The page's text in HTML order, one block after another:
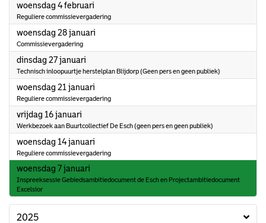
woensdag 4 februari
Reguliere commissievergadering
woensdag 28 januari
Commissievergadering
dinsdag 27 januari
Technisch inloopuurtje herstelplan Blijdorp (Geen pers en geen publiek)
woensdag 21 januari
Reguliere commissievergadering
vrijdag 16 januari
Werkbezoek aan Buurtcollectief De Esch (geen pers en geen publiek)
woensdag 14 januari
Reguliere commissievergadering
woensdag 7 januari
Inspreeksessie Gebiedsambitiedocument de Esch en Projectambitiedocument
Excelsior
2025